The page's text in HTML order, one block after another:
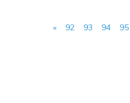
« 92 93 94 95